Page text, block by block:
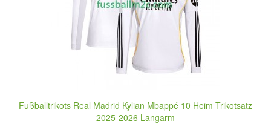
Fußballtrikots Real Madrid Kylian Mbappé 10 Heim Trikotsatz
2025-2026 Langarm